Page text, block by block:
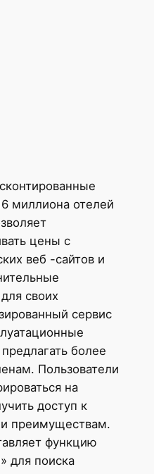
миллиона отелей
цены с
веб -сайтов и
своих
сервис
более
Пользователи
на
доступ к
преимуществам.
функцию
для поиска